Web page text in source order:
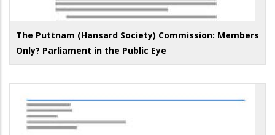
The Puttnam (Hansard Society) Commission: Members
Only? Parliament in the Public Eye